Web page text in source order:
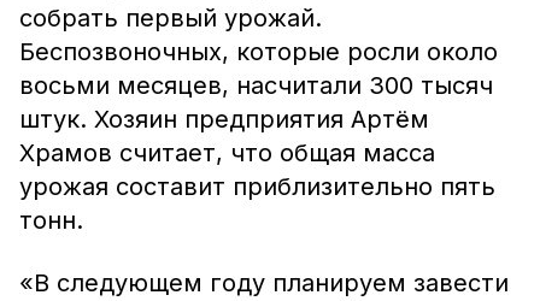
собрать первый урожай.
Беспозвоночных, которые росли около
восьми месяцев, насчитали 300 тысяч
штук. Хозяин предприятия Артём
Храмов считает, что общая масса
урожая составит приблизительно пять
тонн.
«В следующем году планируем завести